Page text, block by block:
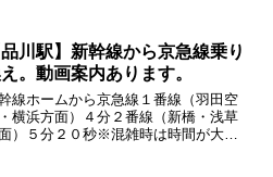
品川駅】新幹線から京急線乗り
。動画案内あります。
線ホームから京急線１番線（羽田空
横浜方面）４分２番線（新橋・浅草
）５分２０秒※混雑時は時間が大幅